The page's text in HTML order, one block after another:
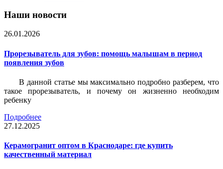
Наши новости
26.01.2026
Прорезыватель для зубов: помощь малышам в период
появления зубов
В данной статье мы максимально подробно разберем, что
такое прорезыватель, и почему он жизненно необходим
ребенку
Подробнее
27.12.2025
Керамогранит оптом в Краснодаре: где купить
качественный материал